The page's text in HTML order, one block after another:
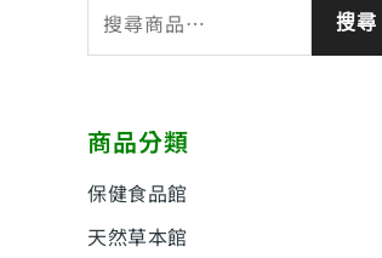
尋
字
搜尋
商品分類
保健食品館
天然草本館